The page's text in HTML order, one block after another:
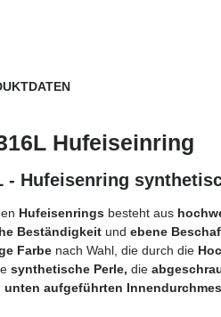
Hufeiseinring
- Hufeisenring
Hufeisenrings besteht aus
Beständigkeit und ebene
Farbe nach Wahl, die durch die
synthetische Perle, die
unten aufgeführten